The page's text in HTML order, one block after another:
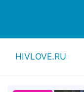
HIVLOVE.RU